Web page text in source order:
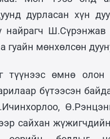
дурласан хүн
найрагч
гуайн мөнхөлсөн
түүнээс өмнө
бүтээсэн
сайхан